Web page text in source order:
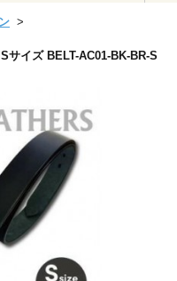
サイズ BELT-AC01-BK-BR-S